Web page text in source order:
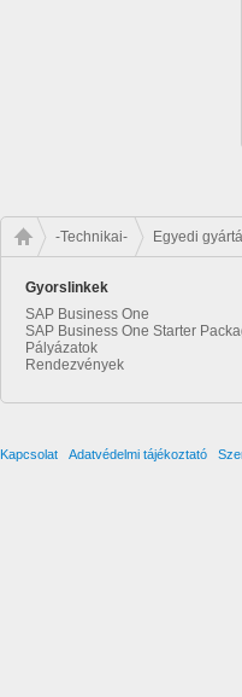
-Technikai- Egyedi
Gyorslinkek
SAP Business One
SAP Business One Starter
Pályázatok
Rendezvények
Kapcsolat Adatvédelmi tájékoztató